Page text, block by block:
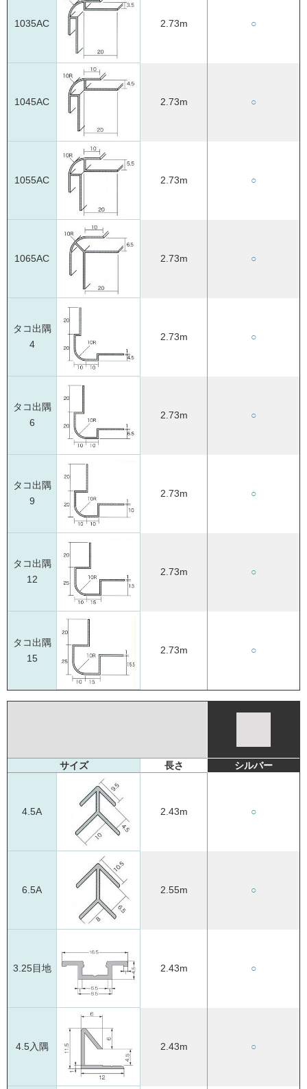
1035AC 2.73m ○
1045AC 2.73m ○
1055AC 2.73m ○
1065AC 2.73m ○
タコ出隅
4
2.73m ○
タコ出隅
6
2.73m ○
タコ出隅
9
2.73m ○
タコ出隅
12
2.73m ○
タコ出隅
15
2.73m ○
サイズ 長さ シルバー
4.5A 2.43m ○
6.5A 2.55m ○
3.25目地 2.43m ○
4.5入隅 2.43m ○